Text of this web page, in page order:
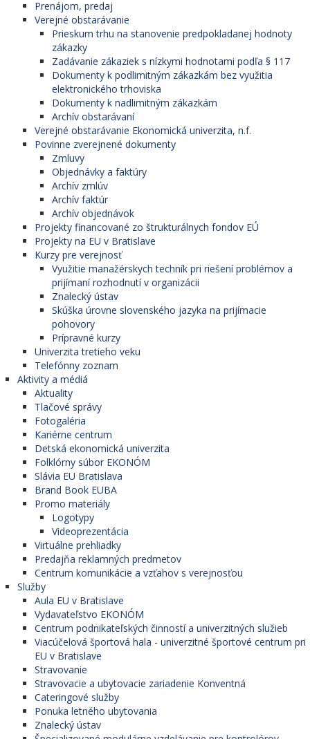
Prenájom, predaj
Verejné obstarávanie
Prieskum trhu na stanovenie predpokladanej hodnoty
zákazky
Zadávanie zákaziek s nízkymi hodnotami podľa § 117
Dokumenty k podlimitným zákazkám bez využitia
elektronického trhoviska
Dokumenty k nadlimitným zákazkám
Archív obstarávaní
Verejné obstarávanie Ekonomická univerzita, n.f.
Povinne zverejnené dokumenty
Zmluvy
Objednávky a faktúry
Archív zmlúv
Archív faktúr
Archív objednávok
Projekty financované zo štrukturálnych fondov EÚ
Projekty na EU v Bratislave
Kurzy pre verejnosť
Využitie manažérskych techník pri riešení problémov a
prijímaní rozhodnutí v organizácii
Znalecký ústav
Skúška úrovne slovenského jazyka na prijímacie
pohovory
Prípravné kurzy
Univerzita tretieho veku
Telefónny zoznam
Aktivity a médiá
Aktuality
Tlačové správy
Fotogaléria
Kariérne centrum
Detská ekonomická univerzita
Folklórny súbor EKONÓM
Slávia EU Bratislava
Brand Book EUBA
Promo materiály
Logotypy
Videoprezentácia
Virtuálne prehliadky
Predajňa reklamných predmetov
Centrum komunikácie a vzťahov s verejnosťou
Služby
Aula EU v Bratislave
Vydavateľstvo EKONÓM
Centrum podnikateľských činností a univerzitných služieb
Viacúčelová športová hala - univerzitné športové centrum pri
EU v Bratislave
Stravovanie
Stravovacie a ubytovacie zariadenie Konventná
Cateringové služby
Ponuka letného ubytovania
Znalecký ústav